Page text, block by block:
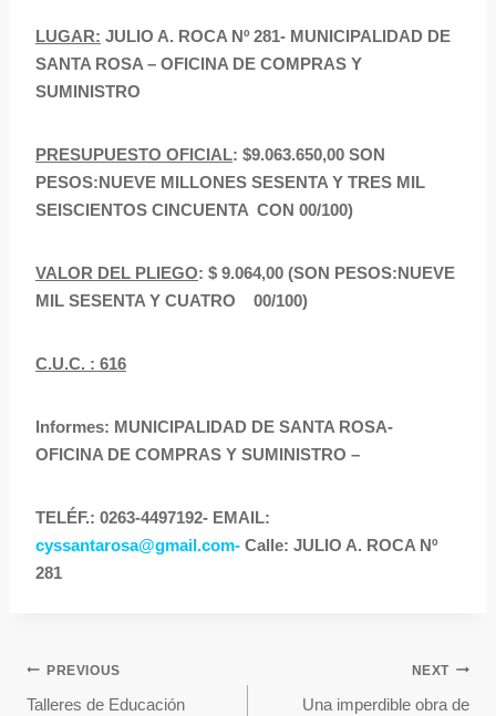
LUGAR: JULIO A. ROCA Nº 281- MUNICIPALIDAD DE
SANTA ROSA – OFICINA DE COMPRAS Y
SUMINISTRO
PRESUPUESTO OFICIAL: $9.063.650,00 SON
PESOS:NUEVE MILLONES SESENTA Y TRES MIL
SEISCIENTOS CINCUENTA CON 00/100)
VALOR DEL PLIEGO: $ 9.064,00 (SON PESOS:NUEVE
MIL SESENTA Y CUATRO 00/100)
C.U.C. : 616
Informes: MUNICIPALIDAD DE SANTA ROSA-
OFICINA DE COMPRAS Y SUMINISTRO –
TELÉF.: 0263-4497192- EMAIL:
cyssantarosa@gmail.com- Calle: JULIO A. ROCA Nº
281
PREVIOUS
Talleres de Educación
NEXT
Una imperdible obra de